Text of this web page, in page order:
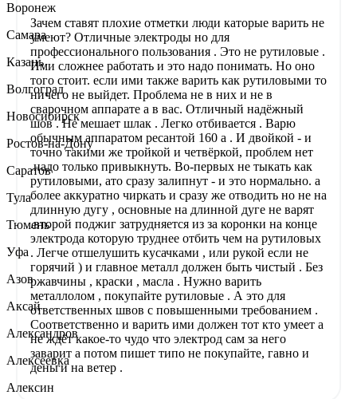
Зачем ставят плохие отметки люди каторые варить не
умеют? Отличные электроды но для
профессионального пользования . Это не рутиловые .
Ими сложнее работать и это надо понимать. Но оно
того стоит. если ими также варить как рутиловыми то
ничего не выйдет. Проблема не в них и не в
сварочном аппарате а в вас. Отличный надёжный
шов . Не мешает шлак . Легко отбивается . Варю
обычным аппаратом ресантой 160 а . И двойкой - и
точно такими же тройкой и четвёркой, проблем нет
.надо только привыкнуть. Во-первых не тыкать как
рутиловыми, ато сразу залипнут - и это нормально. а
более аккуратно чиркать и сразу же отводить но не на
длинную дугу , основные на длинной дуге не варят
.второй поджиг затрудняется из за коронки на конце
электрода которую труднее отбить чем на рутиловых
. Легче отшелушить кусачками , или рукой если не
горячий ) и главное металл должен быть чистый . Без
ржавчины , краски , масла . Нужно варить
металлолом , покупайте рутиловые . А это для
ответственных швов с повышенными требованием .
Соответственно и варить ими должен тот кто умеет а
не ждёт какое-то чудо что электрод сам за него
заварит а потом пишет типо не покупайте, гавно и
деньги на ветер .
Воронеж
Самара
Казань
Волгоград
Новосибирск
Ростов-на-Дону
Саратов
Тула
Тюмень
Уфа
Азов
Аксай
Александров
Алексеевка
Алексин